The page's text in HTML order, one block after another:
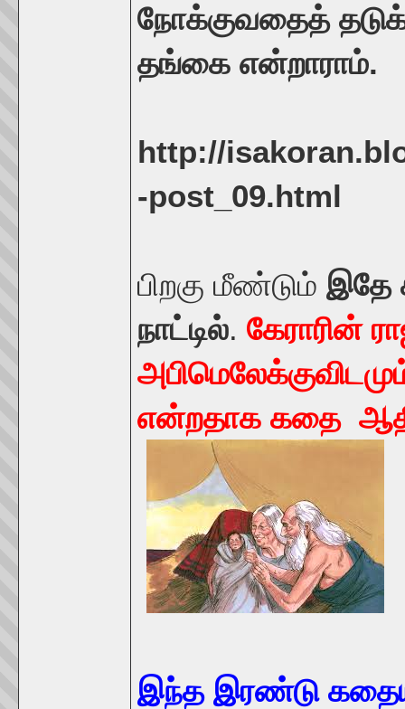
நோக்குவதைத்
தங்கை என்றாராம்.
http://
-post_09.html
பிறகு மீண்டும் இதே
நாட்டில். கேராரின்
என்றதாக கதை
இந்த இரண்டு